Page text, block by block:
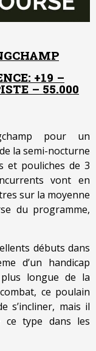
+19 –
– 55.000
pour un
la semi-nocturne
et pouliches de 3
vont en
sur la moyenne
du programme,
débuts dans
d’un handicap
longue de la
ce poulain
s’incliner, mais il
ce type dans les